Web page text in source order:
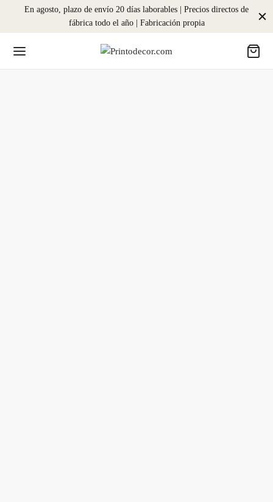
En agosto, plazo de envío 20 días laborables | Precios directos de
fábrica todo el año | Fabricación propia